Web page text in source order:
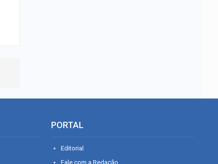
PORTAL
Editorial
Fale com a Redação